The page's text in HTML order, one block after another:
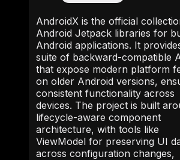
AndroidX is the official
Android Jetpack libraries for
Android applications. It
suite of backward-compatible
that expose modern platform
on older Android versions,
consistent functionality across
devices. The project is built
lifecycle-aware component
architecture, with tools like
ViewModel for preserving UI
across configuration changes,